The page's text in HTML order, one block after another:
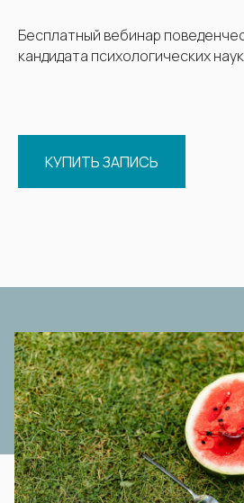
Бесплатный вебинар
кандидата психологических
КУПИТЬ ЗАПИСЬ